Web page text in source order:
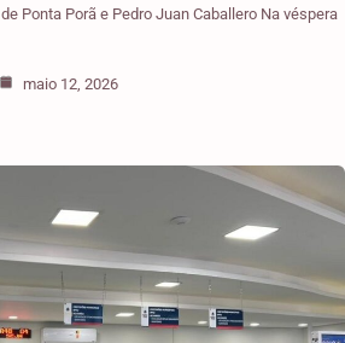
Ponta Porã e Pedro Juan Caballero Na véspera
maio 12, 2026